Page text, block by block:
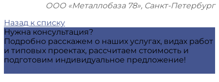
ООО «Металлобаза 78», Санкт-Петербург
Назад к списку
Нужна консультация?
Подробно расскажем о наших услугах, видах работ
и типовых проектах, рассчитаем стоимость и
подготовим индивидуальное предложение!